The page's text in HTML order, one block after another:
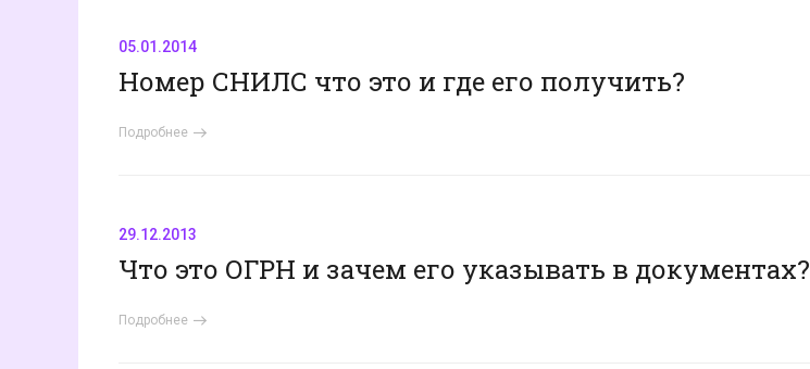
05.01.2014
Номер СНИЛС что это и где его получить?
Подробнее
29.12.2013
Что это ОГРН и зачем его указывать в документах?
Подробнее